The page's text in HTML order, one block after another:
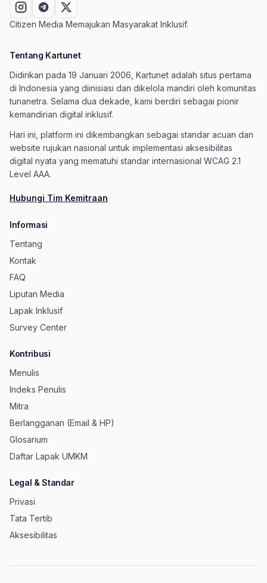
Citizen Media Memajukan Masyarakat Inklusif.
Tentang Kartunet
Didirikan pada 19 Januari 2006, Kartunet adalah situs pertama
di Indonesia yang diinisiasi dan dikelola mandiri oleh komunitas
tunanetra. Selama dua dekade, kami berdiri sebagai pionir
kemandirian digital inklusif.
Hari ini, platform ini dikembangkan sebagai standar acuan dan
website rujukan nasional untuk implementasi aksesibilitas
digital nyata yang mematuhi standar internasional WCAG 2.1
Level AAA.
Hubungi Tim Kemitraan
Informasi
Tentang
Kontak
FAQ
Liputan Media
Lapak Inklusif
Survey Center
Kontribusi
Menulis
Indeks Penulis
Mitra
Berlangganan (Email & HP)
Glosarium
Daftar Lapak UMKM
Legal & Standar
Privasi
Tata Tertib
Aksesibilitas